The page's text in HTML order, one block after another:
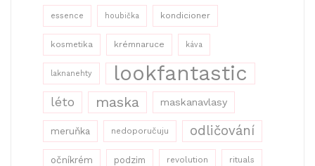
essence houbička kondicioner
kosmetika krémnaruce káva
laknanehty lookfantastic
léto maska maskanavlasy
meruňka nedoporučuju odličování
očníkrém podzim revolution rituals